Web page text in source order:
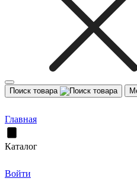
Поиск товара
Главная
Каталог
Войти